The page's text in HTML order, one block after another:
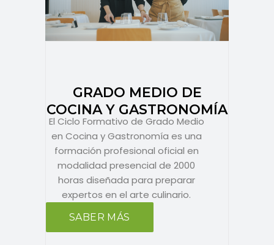
GRADO MEDIO DE
COCINA Y GASTRONOMÍA
El Ciclo Formativo de Grado Medio
en Cocina y Gastronomía es una
formación profesional oficial en
modalidad presencial de 2000
horas diseñada para preparar
expertos en el arte culinario.
SABER MÁS